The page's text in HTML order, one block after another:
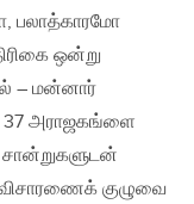
பலாத்காரமோ
ஒன்று
– மன்னார்
அராஜகங்ளை
விசாரணைக் குழுவை